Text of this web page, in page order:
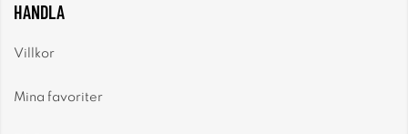
HANDLA
Villkor
Mina favoriter